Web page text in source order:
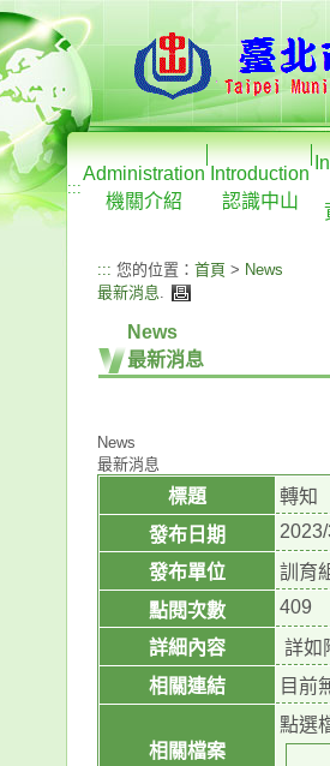
:::
Administration
機關介紹
Introduction
認識中山
::: 您的位置： 首頁 > News
最新消息.
News
最新消息
News
最新消息
標題
轉知
發布日期
發布單位
訓育
點閱次數
409
詳細內容
詳如
相關連結
目前
相關檔案
點選